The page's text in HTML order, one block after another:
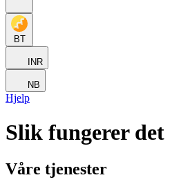
BT
INR
NB
Hjelp
Slik fungerer det
Våre tjenester